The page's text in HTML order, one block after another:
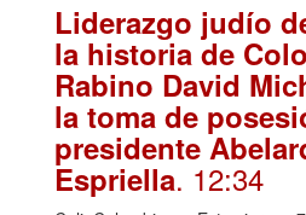
Liderazgo judío
la historia de
Rabino David
la toma de
presidente
Espriella. 12:34